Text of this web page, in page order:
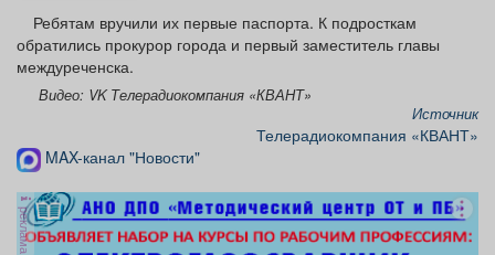
Ребятам вручили их первые паспорта. К подросткам
обратились прокурор города и первый заместитель главы
междуреченска.
Видео: VK Телерадиокомпания «КВАНТ»
Источник
Телерадиокомпания «КВАНТ»
MAX-канал "Новости"
реклама